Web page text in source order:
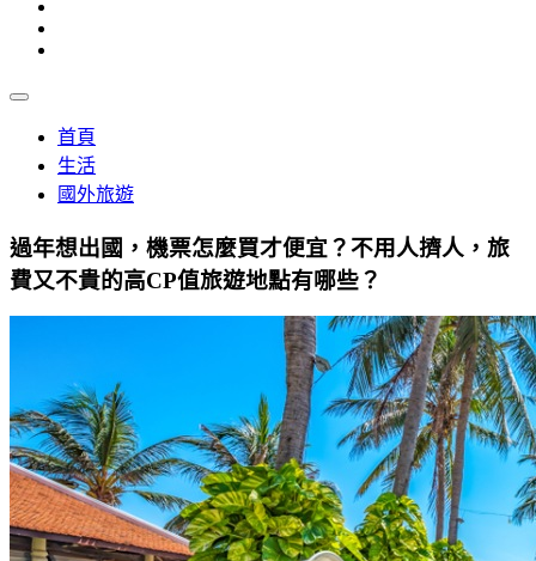
首頁
生活
國外旅遊
過年想出國，機票怎麼買才便宜？不用人擠人，旅
費又不貴的高CP值旅遊地點有哪些？